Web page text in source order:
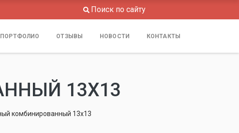
Поиск по сайту
ПОРТФОЛИО ОТЗЫВЫ НОВОСТИ КОНТАКТЫ
13Х13
комбинированный 13х13